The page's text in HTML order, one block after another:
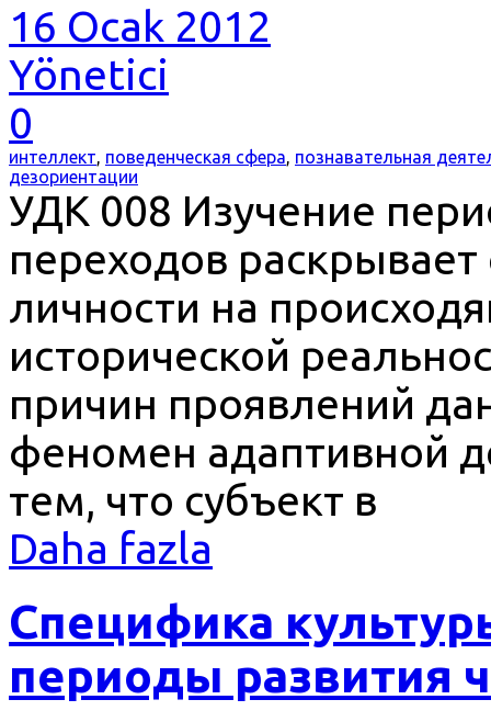
16 Ocak 2012
Yönetici
0
интеллект, поведенческая сфера, познавательная
дезориентации
УДК 008 Изучение
переходов
личности на
исторической
причин проявлений
феномен адаптивной
тем, что субъект в
Daha fazla
Специфика
периоды развития